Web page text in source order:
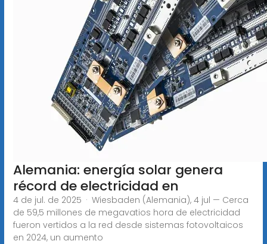
Alemania: energía solar genera
récord de electricidad en
4 de jul. de 2025 · Wiesbaden (Alemania), 4 jul — Cerca
de 59,5 millones de megavatios hora de electricidad
fueron vertidos a la red desde sistemas fotovoltaicos
en 2024, un aumento